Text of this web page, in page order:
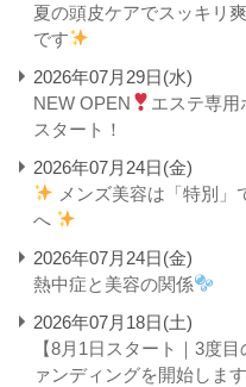
夏の頭皮ケアでスッキリ
です
2026年07月29日(水)
NEW OPEN
エステ専
スタート！
2026年07月24日(金)
メンズ美容は「特別
へ
2026年07月24日(金)
熱中症と美容の関係
2026年07月18日(土)
【8月1日スタート｜3度
ァンディングを開始します